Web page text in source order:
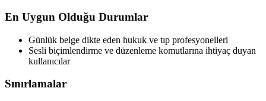
En Uygun Olduğu Durumlar
Günlük belge dikte eden hukuk ve tıp profesyonelleri
Sesli biçimlendirme ve düzenleme komutlarına ihtiyaç duyan
kullanıcılar
Sınırlamalar